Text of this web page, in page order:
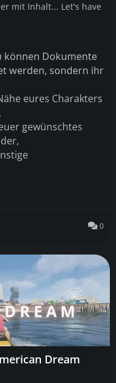
mit Inhalt... Let's have
können Dokumente
werden, sondern ihr
eures Charakters
.
gewünschtes
,
0
Dream